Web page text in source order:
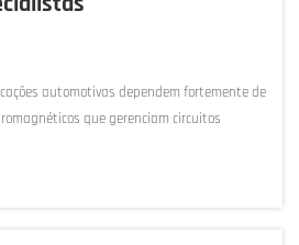
automotivas dependem fortemente de
que gerenciam circuitos
Um interruptor solenoide atua
nesses sistemas, funcionando como um...